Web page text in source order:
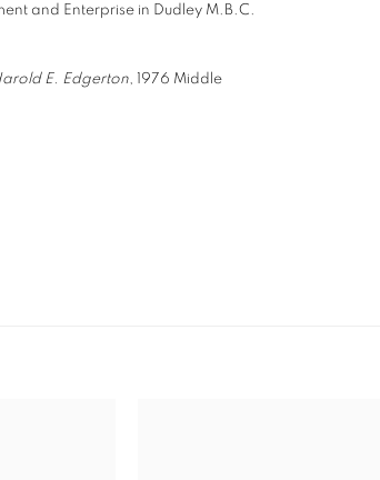
and Enterprise in Dudley M.B.C.
E. Edgerton , 1976 Middle